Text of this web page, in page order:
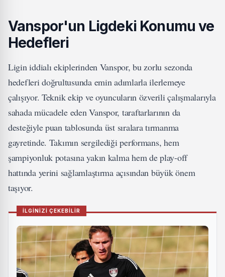
Vanspor'un Ligdeki Konumu ve
Hedefleri
Ligin iddialı ekiplerinden Vanspor, bu zorlu sezonda
hedefleri doğrultusunda emin adımlarla ilerlemeye
çalışıyor. Teknik ekip ve oyuncuların özverili çalışmalarıyla
sahada mücadele eden Vanspor, taraftarlarının da
desteğiyle puan tablosunda üst sıralara tırmanma
gayretinde. Takımın sergilediği performans, hem
şampiyonluk potasına yakın kalma hem de play-off
hattında yerini sağlamlaştırma açısından büyük önem
taşıyor.
İLGİNİZİ ÇEKEBİLİR